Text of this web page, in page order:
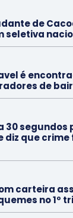
de
seletiva
é
de
30
diz que crime
carteira
no 1º